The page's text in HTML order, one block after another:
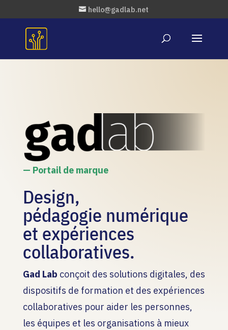
hello@gadlab.net
— Portail de marque
Design,
pédagogie numérique
et expériences
collaboratives.
Gad Lab conçoit des solutions digitales, des
dispositifs de formation et des expériences
collaboratives pour aider les personnes,
les équipes et les organisations à mieux